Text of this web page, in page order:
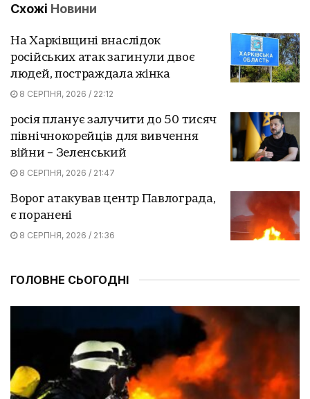
Схожі Новини
На Харківщині внаслідок
російських атак загинули двоє
людей, постраждала жінка
8 СЕРПНЯ, 2026 / 22:12
росія планує залучити до 50 тисяч
північнокорейців для вивчення
війни – Зеленський
8 СЕРПНЯ, 2026 / 21:47
Ворог атакував центр Павлограда,
є поранені
8 СЕРПНЯ, 2026 / 21:36
ГОЛОВНЕ СЬОГОДНІ